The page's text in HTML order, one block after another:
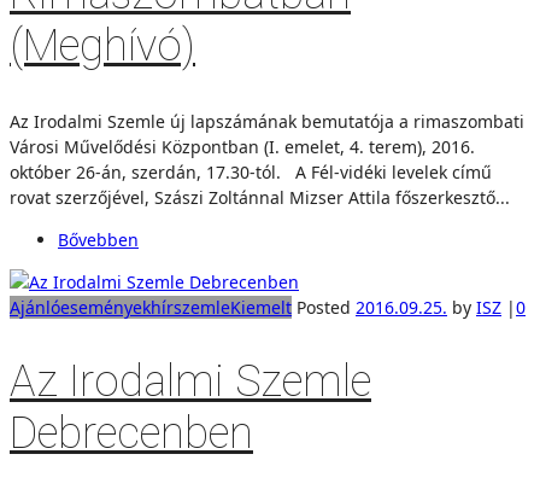
(Meghívó)
Az Irodalmi Szemle új lapszámának bemutatója a rimaszombati
Városi Művelődési Központban (I. emelet, 4. terem), 2016.
október 26-án, szerdán, 17.30-tól. A Fél-vidéki levelek című
rovat szerzőjével, Szászi Zoltánnal Mizser Attila főszerkesztő...
Bővebben
AjánlóeseményekhírszemleKiemelt Posted 2016.09.25. by ISZ |0
Az Irodalmi Szemle
Debrecenben